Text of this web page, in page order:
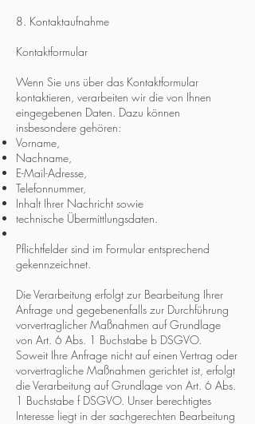
8. Kontaktaufnahme
Kontaktformular
Wenn Sie uns über das Kontaktformular
kontaktieren, verarbeiten wir die von Ihnen
eingegebenen Daten. Dazu können
insbesondere gehören:
Vorname,
Nachname,
E-Mail-Adresse,
Telefonnummer,
Inhalt Ihrer Nachricht sowie
technische Übermittlungsdaten.
Pflichtfelder sind im Formular entsprechend
gekennzeichnet.
Die Verarbeitung erfolgt zur Bearbeitung Ihrer
Anfrage und gegebenenfalls zur Durchführung
vorvertraglicher Maßnahmen auf Grundlage
von Art. 6 Abs. 1 Buchstabe b DSGVO.
Soweit Ihre Anfrage nicht auf einen Vertrag oder
vorvertragliche Maßnahmen gerichtet ist, erfolgt
die Verarbeitung auf Grundlage von Art. 6 Abs.
1 Buchstabe f DSGVO. Unser berechtigtes
Interesse liegt in der sachgerechten Bearbeitung